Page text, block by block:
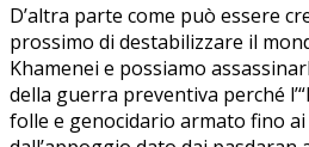
D’altra parte come può essere
prossimo di destabilizzare il
Khamenei e possiamo
della guerra preventiva perché
folle e genocidario armato fino